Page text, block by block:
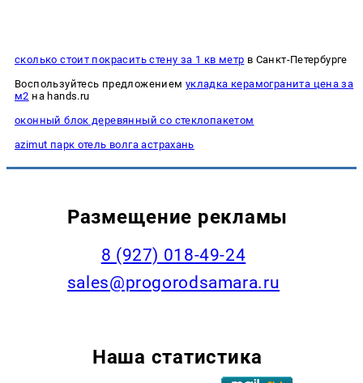
сколько стоит покрасить стену за 1 кв метр в Санкт-Петербурге
Воспользуйтесь предложением укладка керамогранита цена за
м2 на hands.ru
оконный блок деревянный со стеклопакетом
azimut парк отель волга астрахань
Размещение рекламы
8 (927) 018-49-24
sales@progorodsamara.ru
Наша статистика